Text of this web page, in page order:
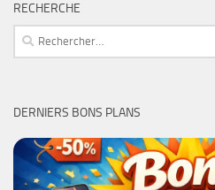
RECHERCHE
Rechercher :
DERNIERS BONS PLANS